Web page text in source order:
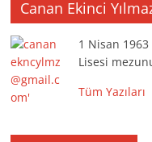
Canan Ekinci
1 Nisan
Lisesi
Tüm Yazıları